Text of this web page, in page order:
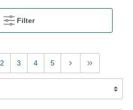
Filter
2 3 4 5